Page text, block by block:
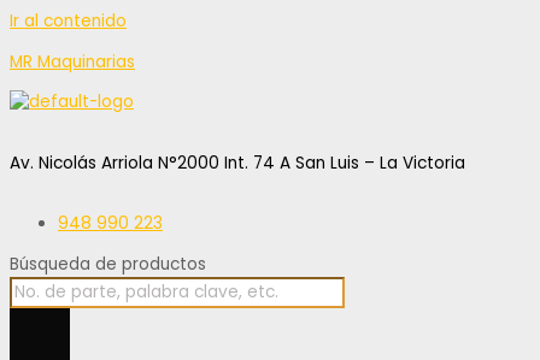
Ir al contenido
MR Maquinarias
Av. Nicolás Arriola N°2000 Int. 74 A San Luis – La Victoria
948 990 223
Búsqueda de productos